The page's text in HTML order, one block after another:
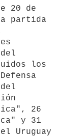
20 de
partida
los
26
y 31
Uruguay